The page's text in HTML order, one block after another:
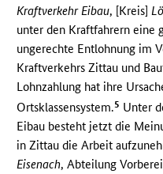
Kraftverkehr Eibau, [Kreis]
unter den Kraftfahrern eine
ungerechte Entlohnung im
Kraftverkehrs Zittau und
Lohnzahlung hat ihre
Ortsklassensystem.5 Unter
Eibau besteht jetzt die
in Zittau die Arbeit
Eisenach, Abteilung